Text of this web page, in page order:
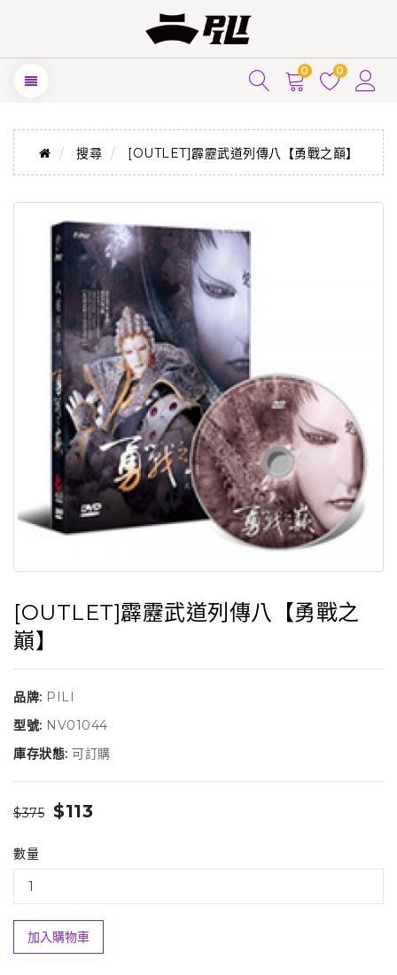
0 0
搜尋 [OUTLET]霹靂武道列傳八【勇戰之巔】
[OUTLET]霹靂武道列傳八【勇戰之
巔】
品牌: PILI
型號: NV01044
庫存狀態: 可訂購
$375 $113
數量
加入購物車